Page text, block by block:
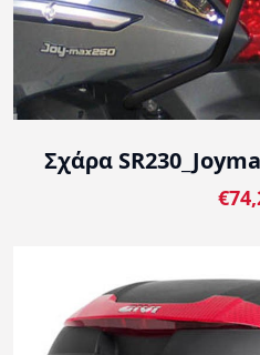
Σχάρα